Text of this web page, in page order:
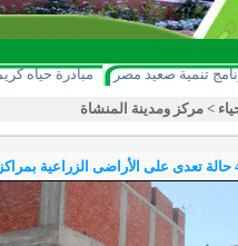
تنمية صعيد مصر مبادرة حياه
> مركز ومدينة المنشاة